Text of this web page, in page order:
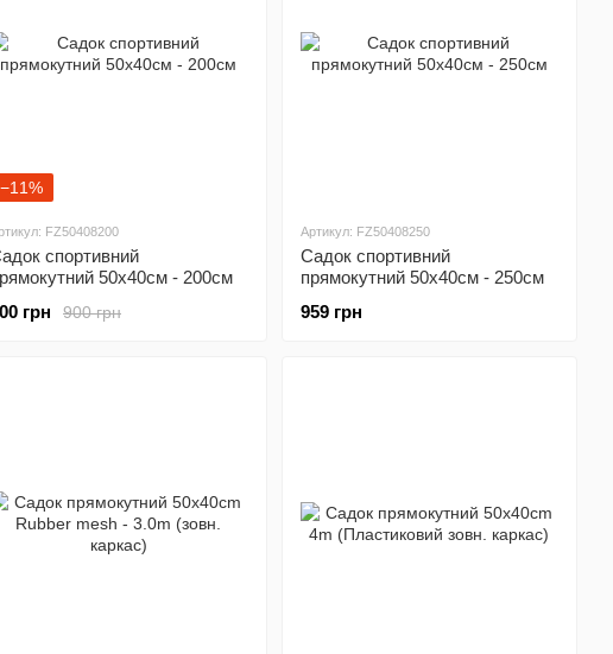
−11%
FZ50408200
спортивний
50x40cм - 200cм
900 грн
грн
Артикул: FZ50408250
Садок спортивний
прямокутний 50x40cм - 250cм
959 грн